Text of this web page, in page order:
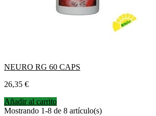
NEURO RG 60 CAPS
Precio
26,35 €
Añadir al carrito
Mostrando 1-8 de 8 artículo(s)